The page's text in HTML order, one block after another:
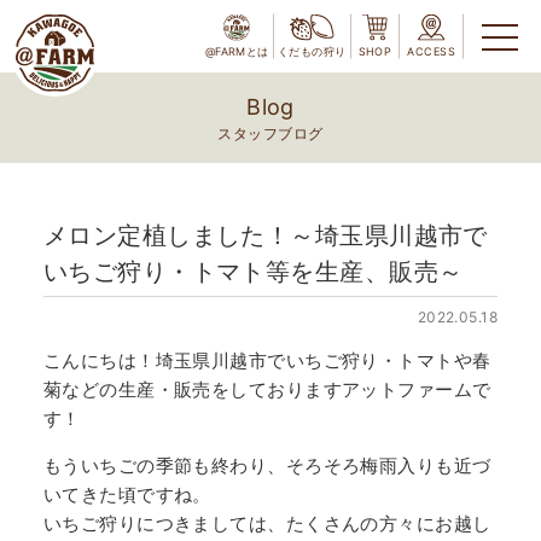
@FARMとは くだもの狩り SHOP ACCESS
Blog
スタッフブログ
メロン定植しました！～埼玉県川越市で
いちご狩り・トマト等を生産、販売～
2022.05.18
こんにちは！埼玉県川越市でいちご狩り・トマトや春
菊などの生産・販売をしておりますアットファームで
す！
もういちごの季節も終わり、そろそろ梅雨入りも近づ
いてきた頃ですね。
いちご狩りにつきましては、たくさんの方々にお越し